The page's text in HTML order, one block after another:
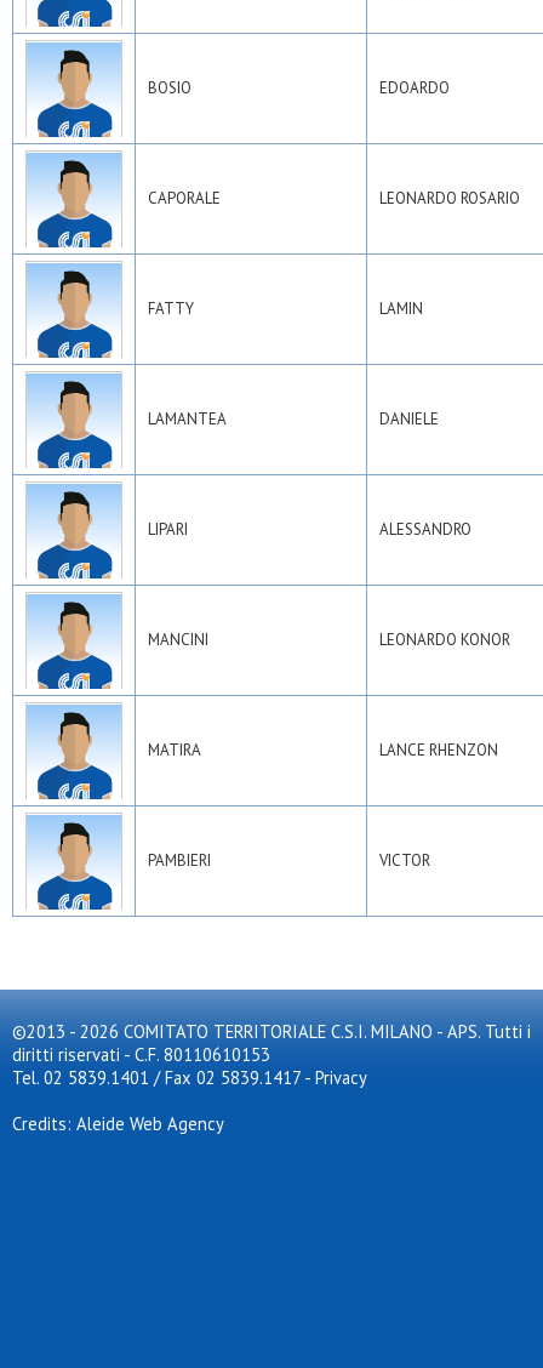
BOSIO EDOARDO
CAPORALE LEONARDO ROSARIO
FATTY LAMIN
LAMANTEA DANIELE
LIPARI ALESSANDRO
MANCINI LEONARDO KONOR
MATIRA LANCE RHENZON
PAMBIERI VICTOR
©2013 - 2026 COMITATO TERRITORIALE C.S.I. MILANO - APS. Tutti i
diritti riservati - C.F. 80110610153
Tel. 02 5839.1401 / Fax 02 5839.1417 - Privacy
Credits: Aleide Web Agency